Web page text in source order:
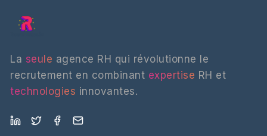
La seule agence RH qui révolutionne le
recrutement en combinant expertise RH et
technologies innovantes.